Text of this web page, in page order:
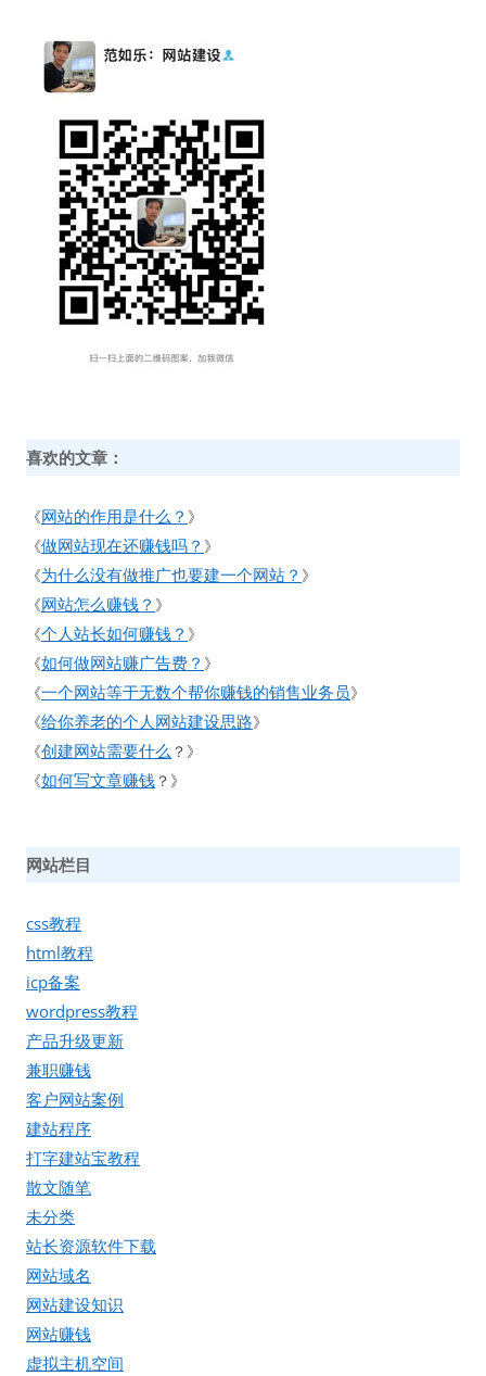
喜欢的文章：
《网站的作用是什么？ 》
《做网站现在还赚钱吗？ 》
《为什么没有做推广也要建一个网站？ 》
《网站怎么赚钱？ 》
《个人站长如何赚钱？ 》
《如何做网站赚广告费？ 》
《一个网站等于无数个帮你赚钱的销售业务员》
《给你养老的个人网站建设思路》
《创建网站需要什么 ？》
《如何写文章赚钱 ？》
网站栏目
css教程
html教程
icp备案
wordpress教程
产品升级更新
兼职赚钱
客户网站案例
建站程序
打字建站宝教程
散文随笔
未分类
站长资源软件下载
网站域名
网站建设知识
网站赚钱
虚拟主机空间